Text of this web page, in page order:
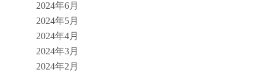
2024年6月
2024年5月
2024年4月
2024年3月
2024年2月